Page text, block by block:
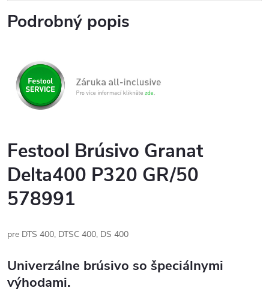
Podrobný popis
Festool Brúsivo Granat
Delta400 P320 GR/50
578991
pre DTS 400, DTSC 400, DS 400
Univerzálne brúsivo so špeciálnymi
výhodami.